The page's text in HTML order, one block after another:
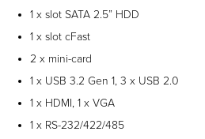
1 x slot SATA 2.5” HDD
1 x slot cFast
2 x mini-card
1 x USB 3.2 Gen 1, 3 x USB 2.0
1 x HDMI, 1 x VGA
1 x RS-232/422/485